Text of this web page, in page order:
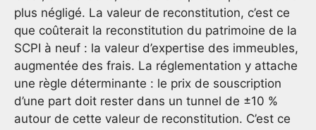
plus négligé. La valeur de reconstitution, c’est ce
que coûterait la reconstitution du patrimoine de la
SCPI à neuf : la valeur d’expertise des immeubles,
augmentée des frais. La réglementation y attache
une règle déterminante : le prix de souscription
d’une part doit rester dans un tunnel de ±10 %
autour de cette valeur de reconstitution. C’est ce